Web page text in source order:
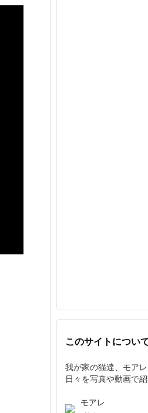
このサイトについ
我が家の猫達、モア
日々を写真や動画で
モアレ